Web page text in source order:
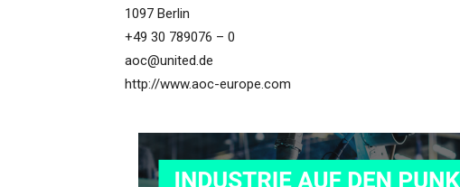
1097 Berlin
+49 30 789076 – 0
aoc@united.de
http://www.aoc-europe.com